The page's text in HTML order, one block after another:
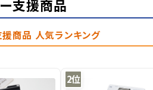
支援商品
援商品 人気ランキング